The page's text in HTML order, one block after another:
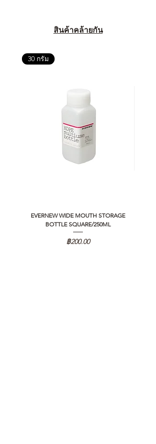
สินค้าคล้ายกัน
30 กรัม
EVERNEW WIDE MOUTH STORAGE
BOTTLE SQUARE/250ML
ราคา
฿200.00